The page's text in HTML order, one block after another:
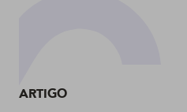
ARTIGO